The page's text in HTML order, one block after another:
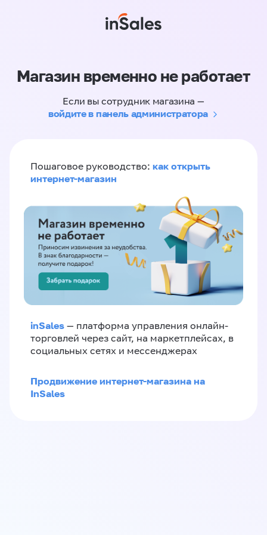
Магазин временно не работает
Если вы сотрудник магазина —
войдите в панель администратора
Пошаговое руководство: как открыть
интернет-магазин
inSales — платформа управления онлайн-
торговлей через сайт, на маркетплейсах, в
социальных сетях и мессенджерах
Продвижение интернет-магазина на
InSales